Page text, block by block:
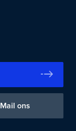
Mail ons